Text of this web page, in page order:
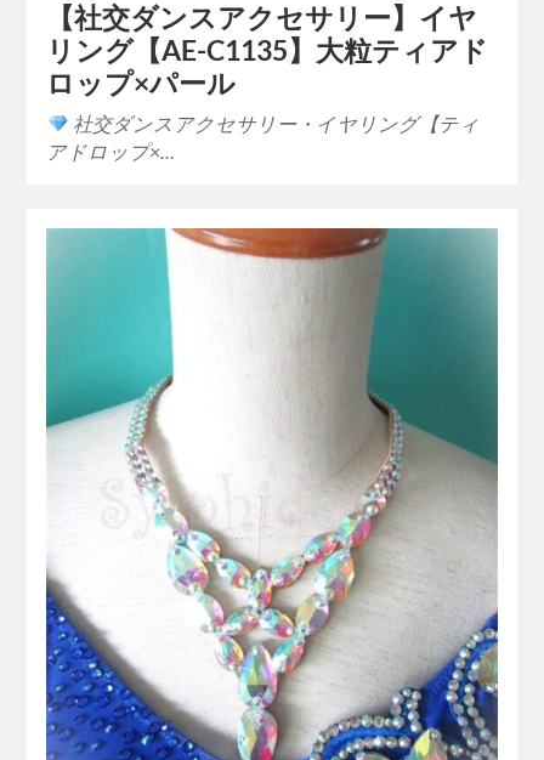
【社交ダンスアクセサリー】イヤ
リング【AE-C1135】大粒ティアド
ロップ×パール
社交ダンスアクセサリー・イヤリング【ティ
アドロップ×…